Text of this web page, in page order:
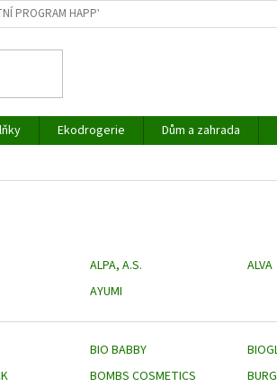
PROGRAM HAPPYHEMP®
Ekodrogerie Dům a zahrada
ALPA, A.S.
ALVA
AYUMI
BIO BABBY
BOMBS COSMETICS